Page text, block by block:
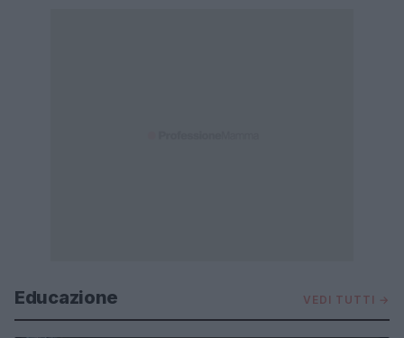
Educazione VEDI TUTTI →